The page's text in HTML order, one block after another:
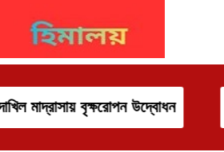
মোবাইল কোর্টের মাধ্যমে